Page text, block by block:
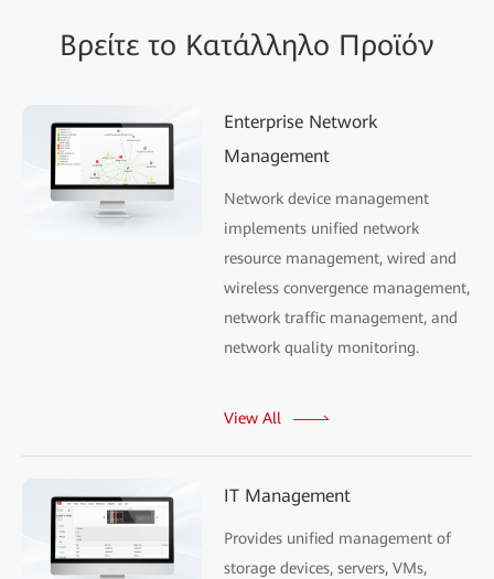
Βρείτε το Κατάλληλο Προϊόν
Enterprise Network
Management
Network device management
implements unified network
resource management, wired and
wireless convergence management,
network traffic management, and
network quality monitoring.
View All
IT Management
Provides unified management of
storage devices, servers, VMs,